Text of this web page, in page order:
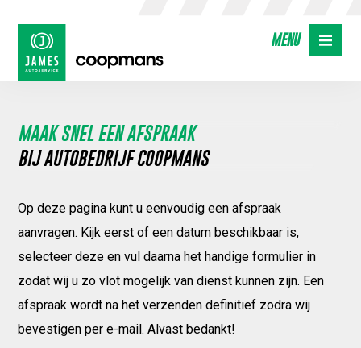
MAAK SNEL EEN AFSPRAAK
BIJ AUTOBEDRIJF COOPMANS
Op deze pagina kunt u eenvoudig een afspraak
aanvragen. Kijk eerst of een datum beschikbaar is,
selecteer deze en vul daarna het handige formulier in
zodat wij u zo vlot mogelijk van dienst kunnen zijn. Een
afspraak wordt na het verzenden definitief zodra wij
bevestigen per e-mail. Alvast bedankt!